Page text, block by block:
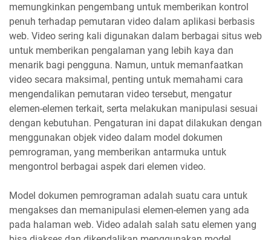
memungkinkan pengembang untuk memberikan kontrol
penuh terhadap pemutaran video dalam aplikasi berbasis
web. Video sering kali digunakan dalam berbagai situs web
untuk memberikan pengalaman yang lebih kaya dan
menarik bagi pengguna. Namun, untuk memanfaatkan
video secara maksimal, penting untuk memahami cara
mengendalikan pemutaran video tersebut, mengatur
elemen-elemen terkait, serta melakukan manipulasi sesuai
dengan kebutuhan. Pengaturan ini dapat dilakukan dengan
menggunakan objek video dalam model dokumen
pemrograman, yang memberikan antarmuka untuk
mengontrol berbagai aspek dari elemen video.
Model dokumen pemrograman adalah suatu cara untuk
mengakses dan memanipulasi elemen-elemen yang ada
pada halaman web. Video adalah salah satu elemen yang